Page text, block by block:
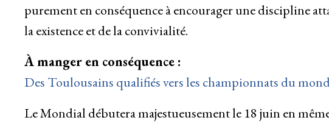
purement en conséquence à encourager une discipline
la existence et de la convivialité.
À manger en conséquence :
Des Toulousains qualifiés vers les championnats du
Le Mondial débutera majestueusement le 18 juin en